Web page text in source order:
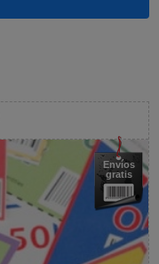
Envíos
gratis